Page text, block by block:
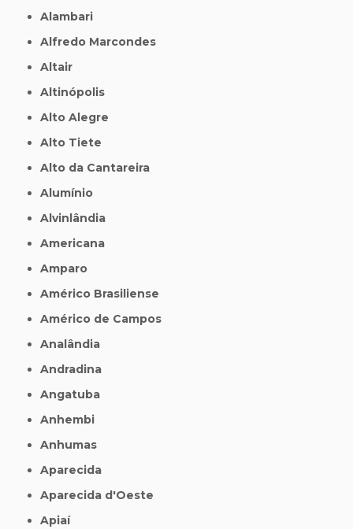
Alambari
Alfredo Marcondes
Altair
Altinópolis
Alto Alegre
Alto Tiete
Alto da Cantareira
Alumínio
Alvinlândia
Americana
Amparo
Américo Brasiliense
Américo de Campos
Analândia
Andradina
Angatuba
Anhembi
Anhumas
Aparecida
Aparecida d'Oeste
Apiaí